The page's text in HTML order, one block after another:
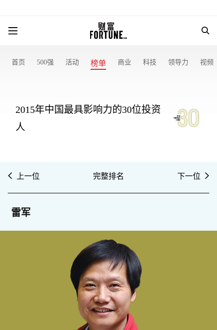
首页 500强 活动 榜单 商业 科技 领导力 视频
2015年中国最具影响力的30位投资
人
上一位 完整排名 下一位
雷军